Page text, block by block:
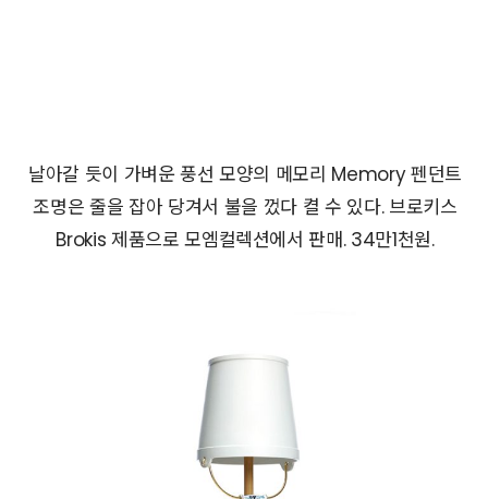
날아갈 듯이 가벼운 풍선 모양의 메모리 Memory 펜던트
조명은 줄을 잡아 당겨서 불을 껐다 켤 수 있다. 브로키스
Brokis 제품으로 모엠컬렉션에서 판매. 34만1천원.